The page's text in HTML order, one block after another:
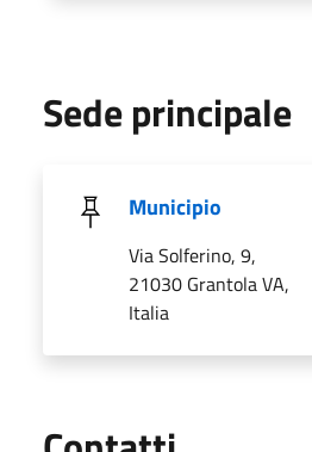
Sede principale
Municipio
Via Solferino, 9,
21030 Grantola VA,
Italia